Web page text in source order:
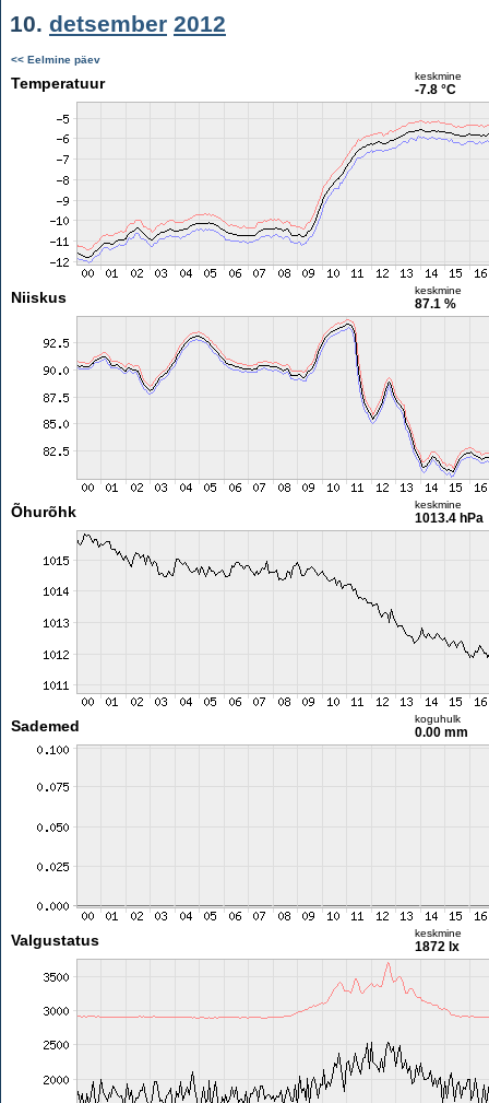
10. detsember 2012
<< Eelmine päev
Temperatuur keskmine
-7.8 °C
Niiskus keskmine
87.1 %
Õhurõhk keskmine
1013.4 hPa
Sademed koguhulk
0.00 mm
Valgustatus keskmine
1872 lx